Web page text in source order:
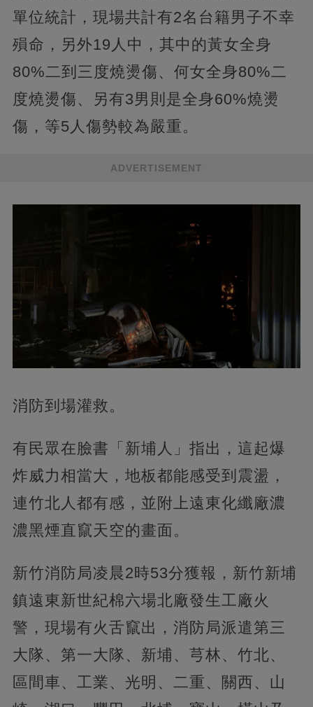
單位統計，現場共計有2名台籍男子不幸
殞命，另外19人中，其中的黃女全身
80%二到三度燒燙傷、何女全身80%二
度燒燙傷、另有3男則是全身60%燒燙
傷，等5人傷勢較為嚴重。
ADVERTISEMENT
消防到場灌救。
有民眾在臉書「新埔人」指出，這起爆
炸威力相當大，地板都能感受到震盪，
連竹北人都有感，並附上遠東化纖廠濃
濃黑煙直竄天空的畫面。
新竹消防局凌晨2時53分獲報，新竹新埔
鎮遠東新世紀棉六場北廠發生工廠火
警，現場有火舌竄出，消防局派遣第三
大隊、第一大隊、新埔、芎林、竹北、
區間車、工業、光明、二重、關西、山